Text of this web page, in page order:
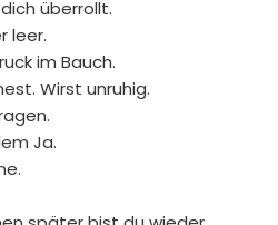
überrollt.
leer.
im Bauch.
Wirst unruhig.
Ja.